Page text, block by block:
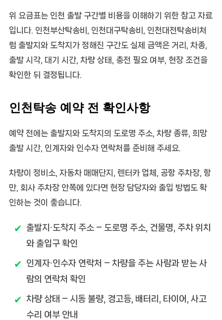
위 요금표는 인천 출발 구간별 비용을 이해하기 위한 참고 자료
입니다. 인천부산탁송비, 인천대구탁송비, 인천대전탁송비처
럼 출발지와 도착지가 정해진 구간도 실제 금액은 거리, 차종,
출발 시각, 대기 시간, 차량 상태, 충전 필요 여부, 현장 조건을
확인한 뒤 결정됩니다.
인천탁송 예약 전 확인사항
예약 전에는 출발지와 도착지의 도로명 주소, 차량 종류, 희망
출발 시간, 인계자와 인수자 연락처를 준비해 주세요.
차량이 정비소, 자동차 매매단지, 렌터카 업체, 공항 주차장, 항
만, 회사 주차장 안쪽에 있다면 현장 담당자와 출입 방법도 확
인하는 것이 좋습니다.
출발지·도착지 주소 – 도로명 주소, 건물명, 주차 위치
와 출입구 확인
인계자·인수자 연락처 – 차량을 주는 사람과 받는 사
람의 연락처 확인
차량 상태 – 시동 불량, 경고등, 배터리, 타이어, 사고
수리 여부 안내